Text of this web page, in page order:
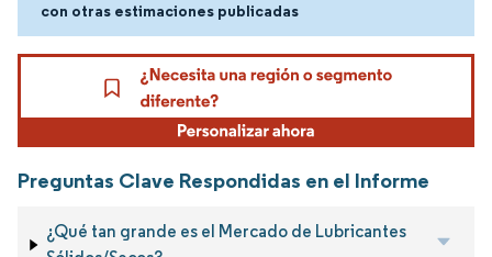
con otras estimaciones publicadas
Preguntas Clave Respondidas en el Informe
¿Qué tan grande es el Mercado de Lubricantes